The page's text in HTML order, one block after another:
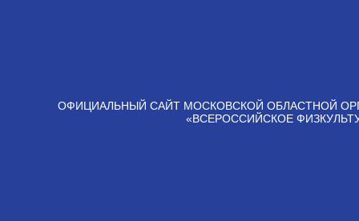
ОФИЦИАЛЬНЫЙ САЙТ МОСКОВСКОЙ ОБЛАСТНОЙ
«ВСЕРОССИЙСКОЕ